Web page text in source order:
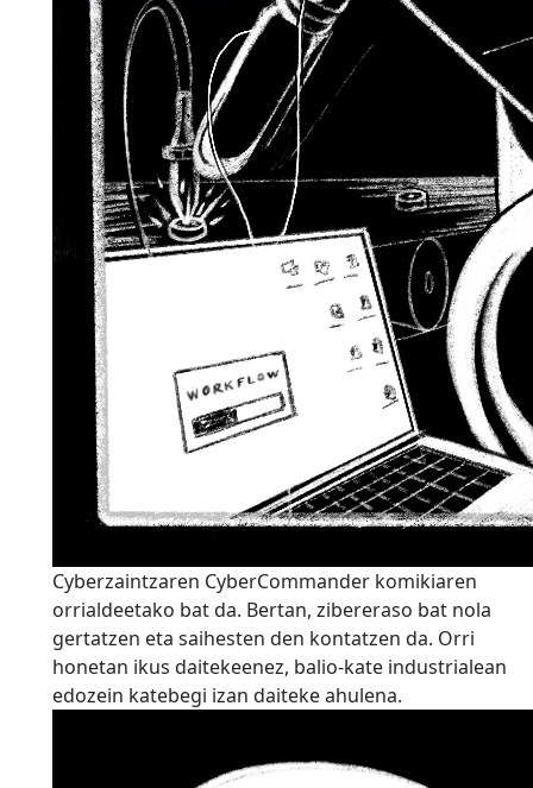
Cyberzaintzaren CyberCommander komikiaren
orrialdeetako bat da. Bertan, zibereraso bat nola
gertatzen eta saihesten den kontatzen da. Orri
honetan ikus daitekeenez, balio-kate industrialean
edozein katebegi izan daiteke ahulena.